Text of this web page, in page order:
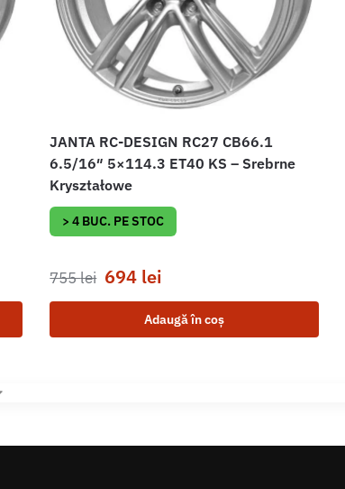
JANTA RC-DESIGN RC27 CB66.1
6.5/16″ 5×114.3 ET40 KS – Srebrne
Kryształowe
> 4 BUC. PE STOC
755lei 694 lei
Adaugă în coș